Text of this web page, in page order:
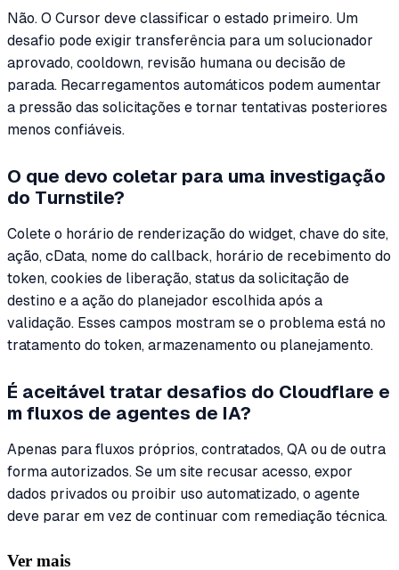
Não. O Cursor deve classificar o estado primeiro. Um
desafio pode exigir transferência para um solucionador
aprovado, cooldown, revisão humana ou decisão de
parada. Recarregamentos automáticos podem aumentar
a pressão das solicitações e tornar tentativas posteriores
menos confiáveis.
O que devo coletar para uma investigação
do Turnstile?
Colete o horário de renderização do widget, chave do site,
ação, cData, nome do callback, horário de recebimento do
token, cookies de liberação, status da solicitação de
destino e a ação do planejador escolhida após a
validação. Esses campos mostram se o problema está no
tratamento do token, armazenamento ou planejamento.
É aceitável tratar desafios do Cloudflare e
m fluxos de agentes de IA?
Apenas para fluxos próprios, contratados, QA ou de outra
forma autorizados. Se um site recusar acesso, expor
dados privados ou proibir uso automatizado, o agente
deve parar em vez de continuar com remediação técnica.
Ver mais